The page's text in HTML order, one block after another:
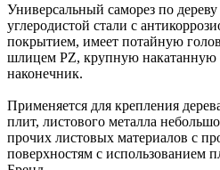
Универсальный саморез по дереву
углеродистой стали с
покрытием, имеет потайную
шлицем PZ, крупную накатанную
наконечник.
Применяется для крепления
плит, листового металла
прочих листовых материалов с
поверхностям с использованием